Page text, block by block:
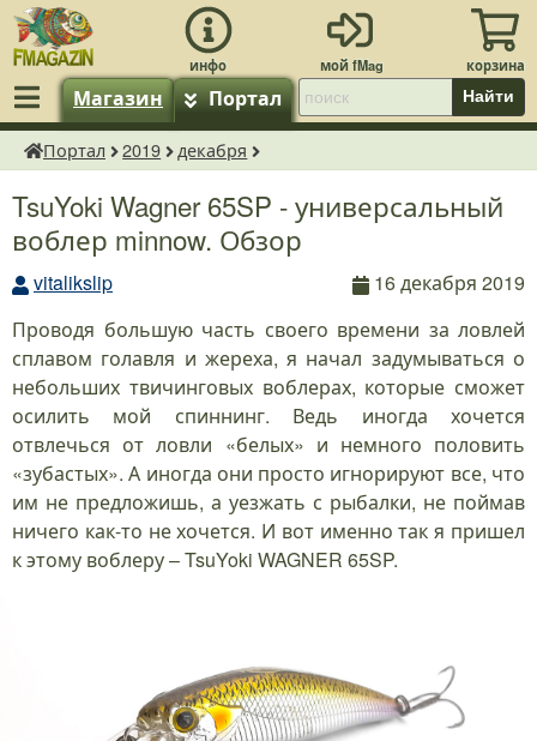
Магазин Портал Найти
fMagazin.ru
Портал 2019 декабря
TsuYoki Wagner 65SP - универсальный
воблер minnow. Обзор
vitalikslip
16 декабря 2019
Проводя большую часть своего времени за ловлей
сплавом голавля и жереха, я начал задумываться о
небольших твичинговых воблерах, которые сможет
осилить мой спиннинг. Ведь иногда хочется
отвлечься от ловли «белых» и немного половить
«зубастых». А иногда они просто игнорируют все, что
им не предложишь, а уезжать с рыбалки, не поймав
ничего как-то не хочется. И вот именно так я пришел
к этому воблеру – TsuYoki WAGNER 65SP.